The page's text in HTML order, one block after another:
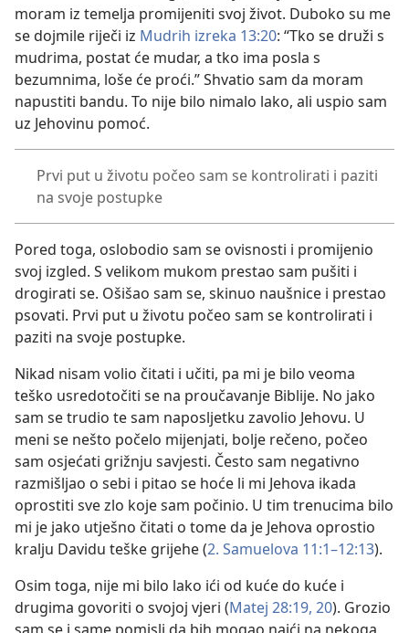
moram iz temelja promijeniti svoj život. Duboko su me
se dojmile riječi iz Mudrih izreka 13:20: “Tko se druži s
mudrima, postat će mudar, a tko ima posla s
bezumnima, loše će proći.” Shvatio sam da moram
napustiti bandu. To nije bilo nimalo lako, ali uspio sam
uz Jehovinu pomoć.
Prvi put u životu počeo sam se kontrolirati i paziti
na svoje postupke
Pored toga, oslobodio sam se ovisnosti i promijenio
svoj izgled. S velikom mukom prestao sam pušiti i
drogirati se. Ošišao sam se, skinuo naušnice i prestao
psovati. Prvi put u životu počeo sam se kontrolirati i
paziti na svoje postupke.
Nikad nisam volio čitati i učiti, pa mi je bilo veoma
teško usredotočiti se na proučavanje Biblije. No jako
sam se trudio te sam naposljetku zavolio Jehovu. U
meni se nešto počelo mijenjati, bolje rečeno, počeo
sam osjećati grižnju savjesti. Često sam negativno
razmišljao o sebi i pitao se hoće li mi Jehova ikada
oprostiti sve zlo koje sam počinio. U tim trenucima bilo
mi je jako utješno čitati o tome da je Jehova oprostio
kralju Davidu teške grijehe (2. Samuelova 11:1–12:13).
Osim toga, nije mi bilo lako ići od kuće do kuće i
drugima govoriti o svojoj vjeri (Matej 28:19, 20). Grozio